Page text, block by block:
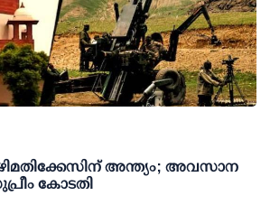
അന്ത്യം; അവസാന
കോടതി